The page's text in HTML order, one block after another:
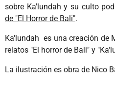
sobre Ka'lundah y su culto
de "El Horror de Bali".
Ka'lundah es una creación de
relatos "El horror de Bali" y
La ilustración es obra de Nico